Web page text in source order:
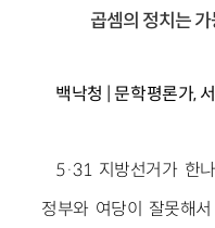
곱셈의 정치는
백낙청 | 문학평론가,
5·31 지방선거가 한
정부와 여당이 잘못해